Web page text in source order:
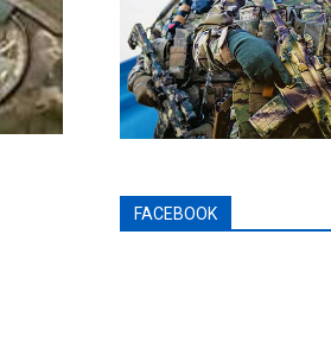
FACEBOOK